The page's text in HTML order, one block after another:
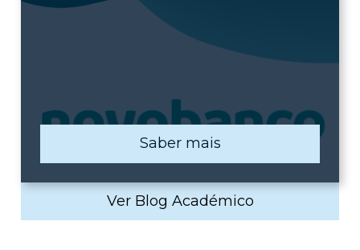
Saber mais
Ver Blog Académico